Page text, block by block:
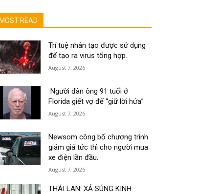
MOST READ
Trí tuệ nhân tạo được sử dụng
để tạo ra virus tổng hợp.
August 7, 2026
Người đàn ông 91 tuổi ở
Florida giết vợ để “giữ lời hứa”
August 7, 2026
Newsom công bố chương trình
giảm giá tức thì cho người mua
xe điện lần đầu.
August 7, 2026
THÁI LAN: XẢ SÚNG KINH